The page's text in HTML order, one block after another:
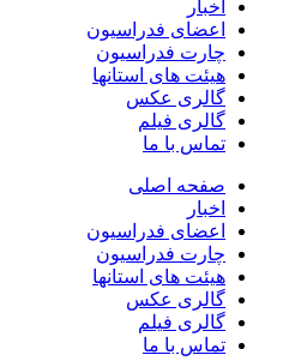
اخبار
اعضای فدراسیون
چارت فدراسیون
هیئت های استانها
گالری عکس
گالری فیلم
تماس با ما
صفحه اصلی
اخبار
اعضای فدراسیون
چارت فدراسیون
هیئت های استانها
گالری عکس
گالری فیلم
تماس با ما